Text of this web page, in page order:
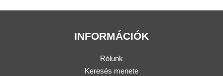
INFORMÁCIÓK
Rólunk
Keresés menete